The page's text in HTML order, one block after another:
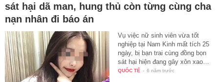
sát hại dã man, hung thủ còn từng cùng cha
nạn nhân đi báo án
Vụ việc nữ sinh viên vừa tốt
nghiệp tại Nam Kinh mất tích 25
ngày, bị bạn trai cùng đồng bọn
sát hại hiện đang gây xôn xao…
QUỐC TẾ - 6 năm trước